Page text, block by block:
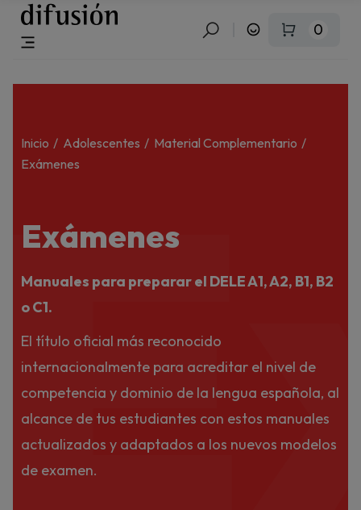
0
Inicio Adolescentes
Material Complementario
Exámenes
Exámenes
Manuales para preparar el DELE A1, A2, B1, B2
o C1.
El título oficial más reconocido
internacionalmente para acreditar el nivel de
competencia y dominio de la lengua española, al
alcance de tus estudiantes con estos manuales
actualizados y adaptados a los nuevos modelos
de examen.